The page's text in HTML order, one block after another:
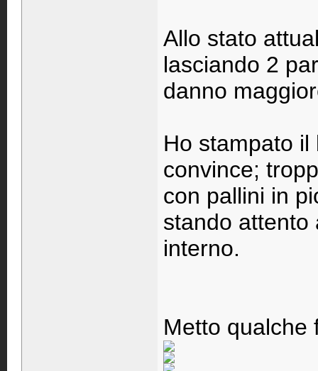
Allo stato
lasciando 2
danno
Ho stampato
convince;
con pallini in
stando attento
interno.
Metto qualche